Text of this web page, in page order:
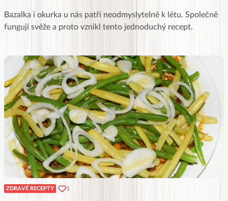
Bazalka i okurka u nás patří neodmyslytelně k létu. Společně
fungují svěže a proto vznikl tento jednoduchý recept.
ZDRAVÉ RECEPTY 5